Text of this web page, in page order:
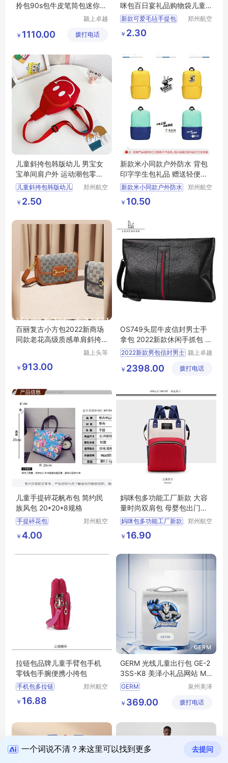
拎包90s包牛皮笔筒包迷你腋
颍上卓越
有限公司
￥ 1110.00 拨打电话
咪包百日宴礼品购物袋儿童
卡通
新款可爱毛毡手提包
卡通妈咪包
郑州航空
￥ 2.30
儿童斜挎包韩版幼儿 男宝女
宝单间肩户外 运动潮包零钱
包迷你
儿童斜挎包韩版幼儿
男宝女宝单间肩户外
运动潮包零钱包迷你
郑州航空
￥ 2.50
新款米小同款户外防水 背包
印字学生包礼品 赠送轻便旅
行双肩包
新款米小同款户外防水
背包印字学生包礼品
赠送轻便旅行双肩包
郑州航空
￥ 10.50
百丽复古小方包2022新商场
同款老花高级质感单肩斜挎
颍上头等
￥ 913.00
OS749头层牛皮信封男士手
拿包 2022新款休闲手抓包 全
国直供
2022新款男包信封男士 颍上卓越
有限公司
￥ 2398.00 拨打电话
儿童手提碎花帆布包 简约民
族风包 20*20*8规格
手提碎花包
简约民族风包
碎花小帆布包
郑州航空
￥ 4.00
妈咪包多功能工厂新款 大容
量时尚双肩包 母婴包出门奶
瓶尿片背包
妈咪包多功能工厂新款
大容量时尚双肩包
郑州航空
￥ 16.90
拉链包品牌儿童手臂包手机
零钱包手腕便携小挎包
手机包多拉链
手臂包挂脖子小包
跑步零钱包手腕包
郑州航空
￥ 16.88
GERM 光线儿童出行包 GE-2
3SS-K8 美泽小礼品网站 MY
-YA-(T)-87
GERM
23SS K8 小礼品网站
泉州美泽
公司
￥ 369.00 拨打电话
一个词说不清？来这里可以找到更多 去提问